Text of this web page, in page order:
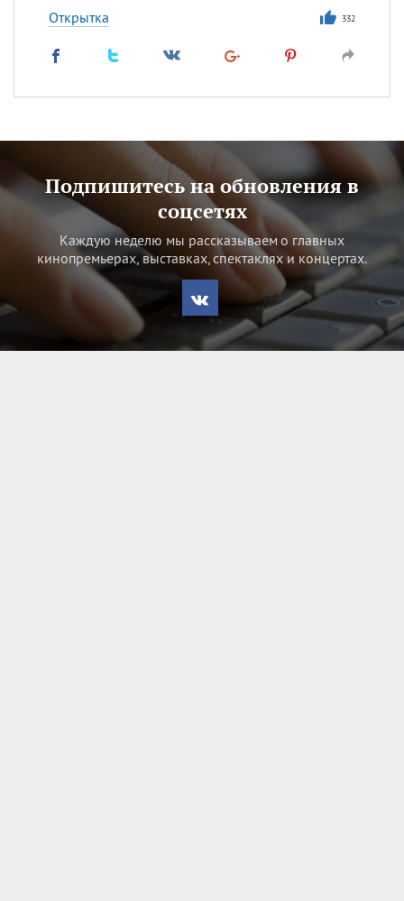
Открытка 332
Подпишитесь на обновления в
соцсетях
Каждую неделю мы рассказываем о главных
кинопремьерах, выставках, спектаклях и концертах.